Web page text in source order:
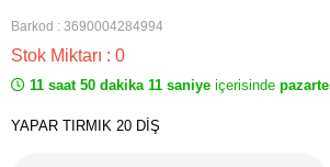
Barkod : 3690004284994
Stok Miktarı : 0
11 saat 50 dakika 11 saniye içerisinde
YAPAR TIRMIK 20 DİŞ